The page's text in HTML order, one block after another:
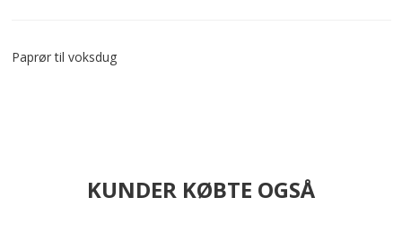
Paprør til voksdug
KUNDER KØBTE OGSÅ